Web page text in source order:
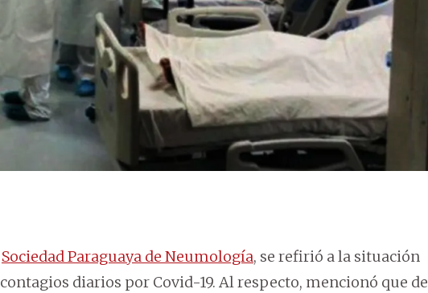
Sociedad Paraguaya de Neumología, se refirió a la situación
diarios por Covid-19. Al respecto, mencionó que de